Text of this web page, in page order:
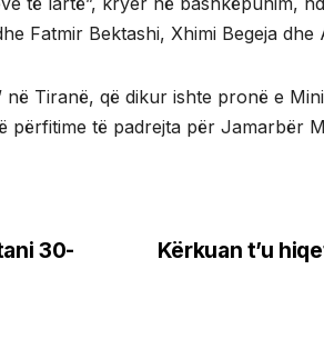
Fatmir Bektashi, Xhimi Begeja dhe
Tiranë, që dikur ishte pronë e
të padrejta për Jamarbër
Kërkuan t’u
30-